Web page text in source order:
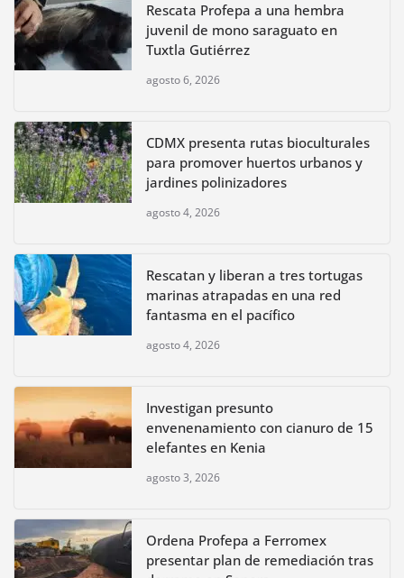
Rescata Profepa a una hembra
juvenil de mono saraguato en
Tuxtla Gutiérrez
agosto 6, 2026
CDMX presenta rutas bioculturales
para promover huertos urbanos y
jardines polinizadores
agosto 4, 2026
Rescatan y liberan a tres tortugas
marinas atrapadas en una red
fantasma en el pacífico
agosto 4, 2026
Investigan presunto
envenenamiento con cianuro de 15
elefantes en Kenia
agosto 3, 2026
Ordena Profepa a Ferromex
presentar plan de remediación tras